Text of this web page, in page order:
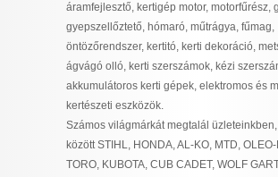
áramfejlesztő, kertigép motor, motorfűrész,
gyepszellőztető, hómaró, műtrágya, fűmag,
öntözőrendszer, kertitó, kerti dekoráció,
ágvágó olló, kerti szerszámok, kézi
akkumulátoros kerti gépek, elektromos és
kertészeti eszközök.
Számos világmárkát megtalál
között STIHL, HONDA, AL-KO, MTD,
TORO, KUBOTA, CUB CADET, WOLF